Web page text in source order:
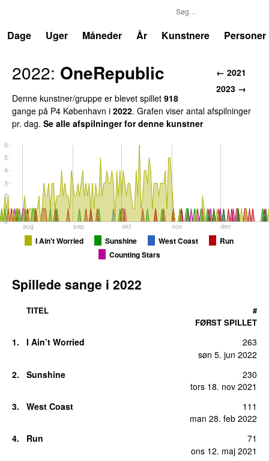
Dage
Uger Måneder År Kunstnere Personer
← 2021
2023 →
2022: OneRepublic
Denne kunstner/gruppe er blevet spillet 918
gange på P4 København i 2022. Grafen viser antal afspilninger
pr. dag. Se alle afspilninger for denne kunstner
aug sep okt nov dec
0
1
2
3
4
5
6
I Ain't Worried Sunshine West Coast
Run
Counting Stars
Spillede sange i 2022
TITEL
FØRST SPILLET
#
1.
I Ain’t Worried
søn 5. jun 2022
263
2.
Sunshine
tors 18. nov 2021
230
3.
West Coast
man 28. feb 2022
111
4.
Run
ons 12. maj 2021
71